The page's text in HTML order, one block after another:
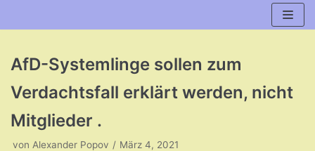
AfD-Systemlinge sollen zum
Verdachtsfall erklärt werden, nicht
Mitglieder .
von Alexander Popov März 4, 2021